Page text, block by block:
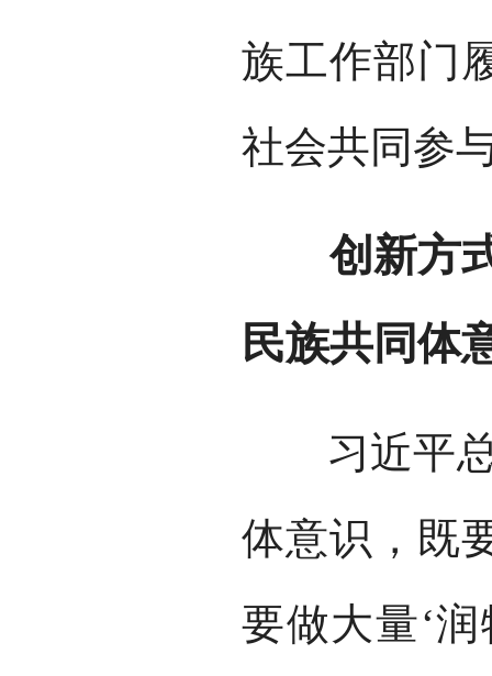
族工作部门
社会共同参
创新方式
民族共同体
习近平总
体意识，既
要做大量‘